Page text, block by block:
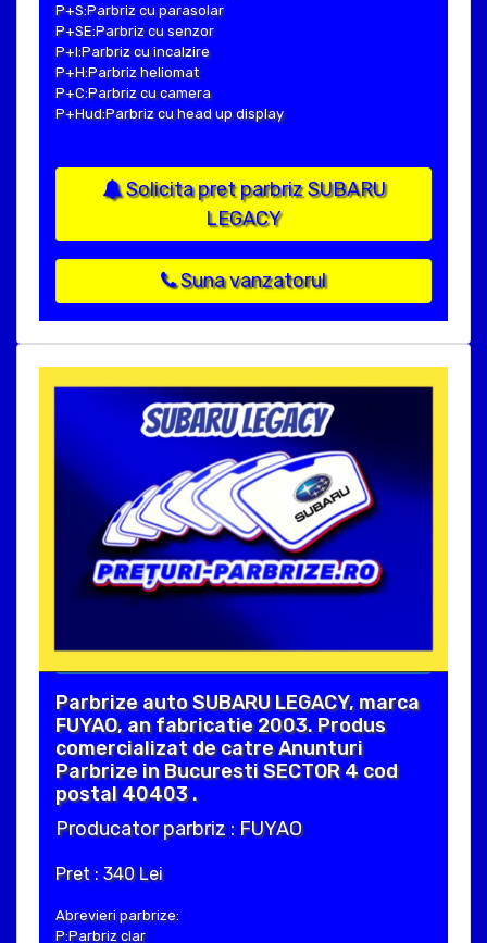
P+S:Parbriz cu parasolar
P+SE:Parbriz cu senzor
P+I:Parbriz cu incalzire
P+H:Parbriz heliomat
P+C:Parbriz cu camera
P+Hud:Parbriz cu head up display
Solicita pret parbriz SUBARU
LEGACY
Suna vanzatorul
Parbrize auto SUBARU LEGACY, marca
FUYAO, an fabricatie 2003. Produs
comercializat de catre Anunturi
Parbrize in Bucuresti SECTOR 4 cod
postal 40403 .
Producator parbriz : FUYAO
Pret : 340 Lei
Abrevieri parbrize:
P:Parbriz clar